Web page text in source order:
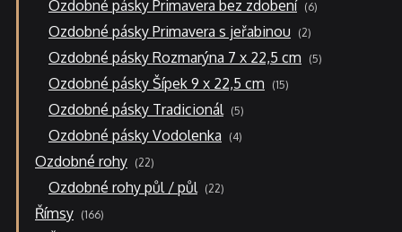
Ozdobné pásky Primavera bez zdobení 6
produktů
Ozdobné pásky Primavera s jeřabinou 22
produkty
Ozdobné pásky Rozmarýna 7 x 22,5 cm 55
produktů
Ozdobné pásky Šípek 9 x 22,5 cm 1515
produktů
Ozdobné pásky Tradicionál 55
produktů
Ozdobné pásky Vodolenka 44
produkty
Ozdobné rohy 2222
produktů
Ozdobné rohy půl / půl 2222
produktů
Římsy 166166
produktů